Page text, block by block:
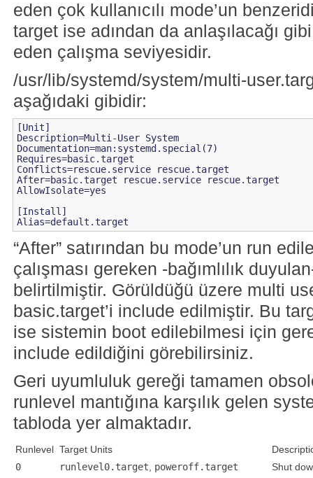
eden çok kullanıcılı mode’un
target ise adından da anlaşılacağı
eden çalışma seviyesidir.
/usr/lib/systemd/system/multi-
aşağıdaki gibidir:
[Unit]
Description=Multi-User System
Documentation=man:systemd.special(7)
Requires=basic.target
Conflicts=rescue.service rescue.target
After=basic.target rescue.service rescue.target
AllowIsolate=yes
[Install]
“After” satırından bu mode’un run
çalışması gereken -bağımlılık
belirtilmiştir. Görüldüğü üzere multi
basic.target’i include edilmiştir. Bu
ise sistemin boot edilebilmesi için
include edildiğini görebilirsiniz.
Geri uyumluluk gereği tamamen
runlevel mantığına karşılık gelen
tabloda yer almaktadır.
Runlevel Target Units
0
runlevel0.target poweroff.target
Shut